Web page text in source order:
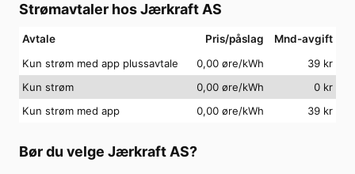
Strømavtaler hosJærkraft AS
Avtale Pris/påslag
Mnd-avgift
Kun strøm med app plussavtale
0,00 øre/kWh 39 kr
Kun strøm
0,00 øre/kWh 0 kr
Kun strøm med app
0,00 øre/kWh 39 kr
Bør du velge Jærkraft AS?